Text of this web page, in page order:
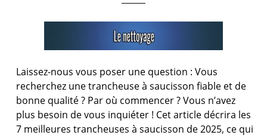
Laissez-nous vous poser une question : Vous
recherchez une trancheuse à saucisson fiable et de
bonne qualité ? Par où commencer ? Vous n’avez
plus besoin de vous inquiéter ! Cet article décrira les
7 meilleures trancheuses à saucisson de 2025, ce qui